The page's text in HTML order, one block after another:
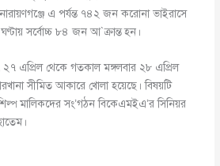
এ পর্যন্ত ৭৪২ জন করোনা ভাইরাসে
সর্বোচ্চ ৮৪ জন আ`ক্রান্ত হন।
২৭ এপ্রিল থেকে গতকাল মঙ্গলবার ২৮ এপ্রিল
সীমিত আকারে খোলা হয়েছে। বিষয়টি
মালিকদের সং’গঠন বিকেএমইএ’র সিনিয়র